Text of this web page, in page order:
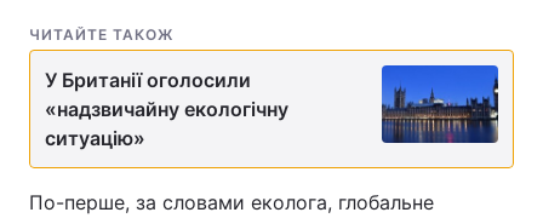
ЧИТАЙТЕ ТАКОЖ
У Британії оголосили
«надзвичайну екологічну
ситуацію»
По-перше, за словами еколога, глобальне